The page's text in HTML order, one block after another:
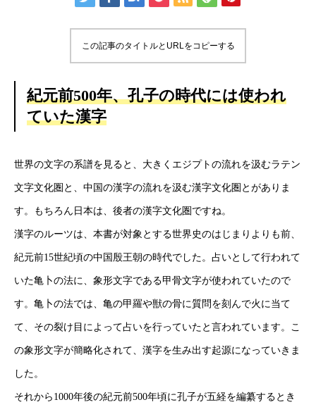
この記事のタイトルとURLをコピーする
紀元前500年、孔子の時代には使われ
ていた漢字
世界の文字の系譜を見ると、大きくエジプトの流れを汲むラテン
文字文化圏と、中国の漢字の流れを汲む漢字文化圏とがありま
す。もちろん日本は、後者の漢字文化圏ですね。
漢字のルーツは、本書が対象とする世界史のはじまりよりも前、
紀元前15世紀頃の中国殷王朝の時代でした。占いとして行われて
いた亀卜の法に、象形文字である甲骨文字が使われていたので
す。亀卜の法では、亀の甲羅や獣の骨に質問を刻んで火に当て
て、その裂け目によって占いを行っていたと言われています。こ
の象形文字が簡略化されて、漢字を生み出す起源になっていきま
した。
それから1000年後の紀元前500年頃に孔子が五経を編纂するとき